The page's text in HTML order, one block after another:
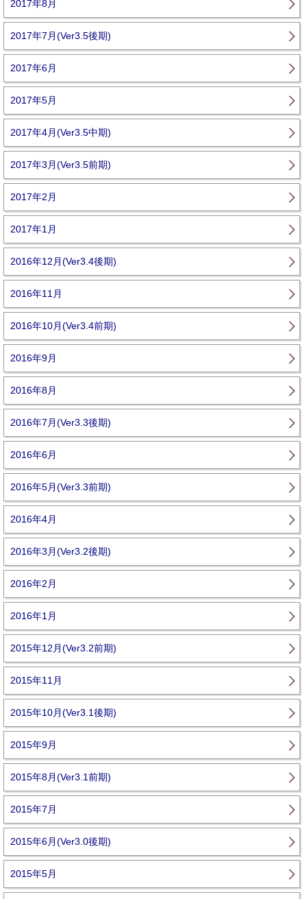
2017年8月
2017年7月(Ver3.5後期)
2017年6月
2017年5月
2017年4月(Ver3.5中期)
2017年3月(Ver3.5前期)
2017年2月
2017年1月
2016年12月(Ver3.4後期)
2016年11月
2016年10月(Ver3.4前期)
2016年9月
2016年8月
2016年7月(Ver3.3後期)
2016年6月
2016年5月(Ver3.3前期)
2016年4月
2016年3月(Ver3.2後期)
2016年2月
2016年1月
2015年12月(Ver3.2前期)
2015年11月
2015年10月(Ver3.1後期)
2015年9月
2015年8月(Ver3.1前期)
2015年7月
2015年6月(Ver3.0後期)
2015年5月